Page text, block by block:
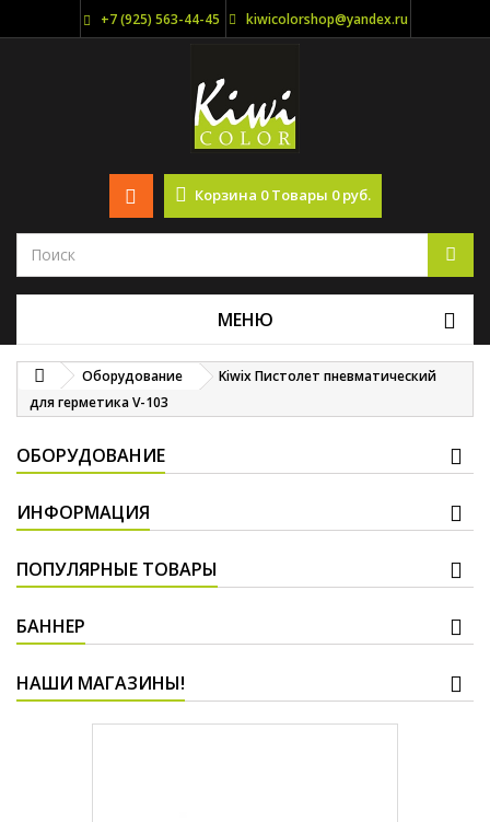
+7 (925) 563-44-45 kiwicolorshop@yandex.ru
Корзина 0 Товары 0 руб.
МЕНЮ
Оборудование
Kiwix Пистолет пневматический
для герметика V-103
ОБОРУДОВАНИЕ
ИНФОРМАЦИЯ
ПОПУЛЯРНЫЕ ТОВАРЫ
БАННЕР
НАШИ МАГАЗИНЫ!